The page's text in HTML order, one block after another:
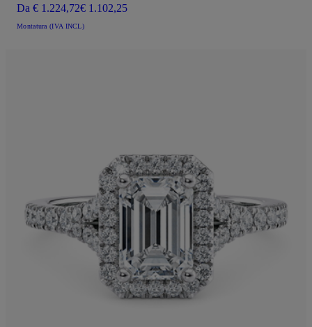
Da € 1.224,72€ 1.102,25
Montatura (IVA INCL)